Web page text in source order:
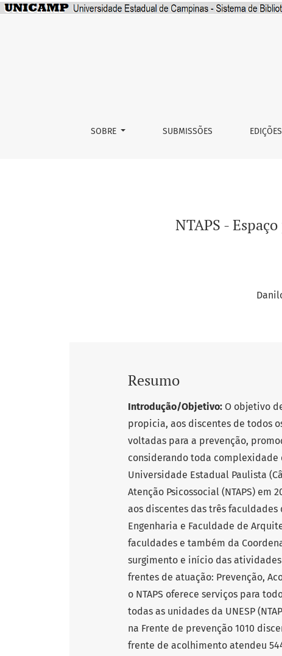
SOBRE SUBMISSÕES EDIÇÕES
NTAPS -
Resumo
Introdução/Objetivo: O objetivo
propicia, aos discentes de todos
voltadas para a prevenção,
considerando toda
Universidade Estadual Paulista
Atenção Psicossocial (NTAPS)
aos discentes das três faculdades
Engenharia e Faculdade de
faculdades e também da
surgimento e início das atividades
frentes de atuação: Prevenção,
o NTAPS oferece serviços para
todas as unidades da UNESP
na Frente de prevenção 1010
frente de acolhimento atendeu